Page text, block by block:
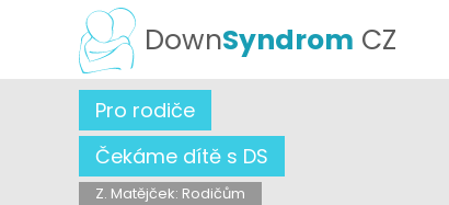
DownSyndrom CZ
Pro rodiče
Čekáme dítě s DS
Z. Matějček: Rodičům